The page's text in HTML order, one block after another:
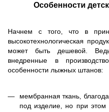
Особенности
Начнем с того, что в
высокотехнологическая
может быть дешевой.
внедренные в
особенности лыжных штанов:
мембранная ткань,
под изделие, но при этом